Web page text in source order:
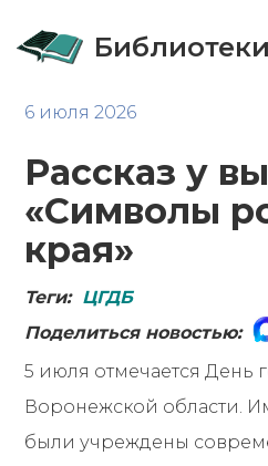
6 июля 2026
Рассказ у
«Символы
края»
Теги: ЦГДБ
Поделиться новостью:
5 июля отмечается День
Воронежской области.
были учреждены